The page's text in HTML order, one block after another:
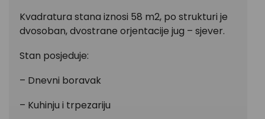
Kvadratura stana iznosi 58 m2, po strukturi je
dvosoban, dvostrane orjentacije jug – sjever.
Stan posjeduje:
– Dnevni boravak
– Kuhinju i trpezariju